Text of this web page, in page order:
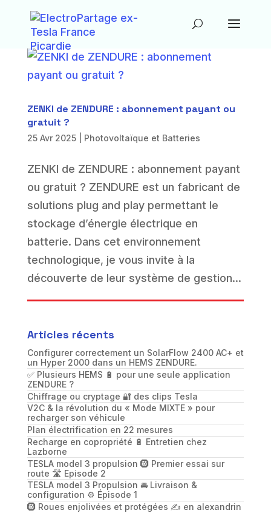
ZENKI de ZENDURE : abonnement payant ou
gratuit ?
25 Avr 2025| Photovoltaïque et Batteries
ZENKI de ZENDURE : abonnement payant
ou gratuit ? ZENDURE est un fabricant de
solutions plug and play permettant le
stockage d’énergie électrique en
batterie. Dans cet environnement
technologique, je vous invite à la
découverte de leur système de gestion...
Articles récents
Configurer correctement un SolarFlow 2400 AC+ et
un Hyper 2000 dans un HEMS ZENDURE.
✅ Plusieurs HEMS 🔋 pour une seule application
ZENDURE ?
Chiffrage ou cryptage 🔐 des clips Tesla
V2C & la révolution du « Mode MIXTE » pour
recharger son véhicule
Plan électrification en 22 mesures
Recharge en copropriété 🔋 Entretien chez
Lazborne
TESLA model 3 propulsion 🛞 Premier essai sur
route 🛣️ Episode 2
TESLA model 3 Propulsion 🚘 Livraison &
configuration ⚙️ Épisode 1
🛞 Roues enjolivées et protégées ✍️ en alexandrin